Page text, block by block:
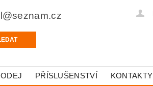
PŘÍSLUŠENSTVÍ KONTAKTY